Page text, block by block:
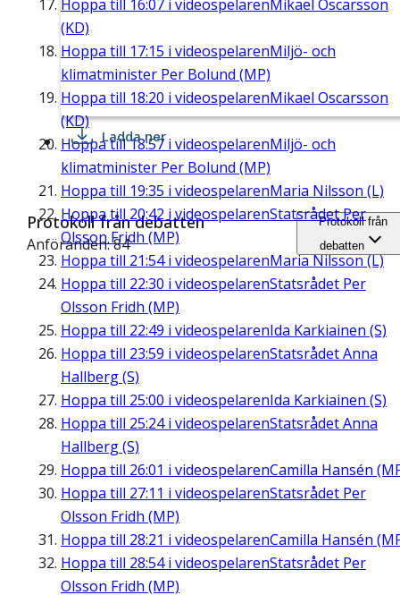
Hoppa till 16:07 i videospelarenMikael Oscarsson
(KD)
Hoppa till 17:15 i videospelarenMiljö- och
klimatminister Per Bolund (MP)
Hoppa till 18:20 i videospelarenMikael Oscarsson
(KD)
Hoppa till18:57 i videospelarenMiljö- och
klimatminister Per Bolund (MP)
Hoppa till 19:35 i videospelarenMaria Nilsson (L)
Hoppa till 20:42 i videospelarenStatsrådet Per
Olsson Fridh (MP)
Hoppa till 21:54i videospelarenMaria Nilsson (L)
Hoppa till 22:30 i videospelarenStatsrådet Per
Olsson Fridh (MP)
Hoppa till 22:49 i videospelarenIda Karkiainen (S)
Hoppa till 23:59 i videospelarenStatsrådet Anna
Hallberg (S)
Hoppa till 25:00 i videospelarenIda Karkiainen (S)
Hoppa till 25:24i videospelarenStatsrådet Anna
Hallberg (S)
Hoppa till 26:01 i videospelarenCamilla Hansén
Hoppa till 27:11 i videospelarenStatsrådet Per
Olsson Fridh (MP)
Hoppa till 28:21 i videospelarenCamilla Hansén
Hoppa till 28:54i videospelarenStatsrådet Per
Olsson Fridh (MP)
Ladda ner
Protokoll från debatten
Anföranden: 84
Protokoll från
debatten